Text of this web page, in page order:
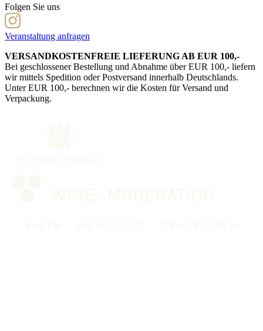
Folgen Sie uns
Veranstaltung anfragen
VERSANDKOSTENFREIE LIEFERUNG AB EUR 100,-
Bei geschlossener Bestellung und Abnahme über EUR 100,- liefern
wir mittels Spedition oder Postversand innerhalb Deutschlands.
Unter EUR 100,- berechnen wir die Kosten für Versand und
Verpackung.